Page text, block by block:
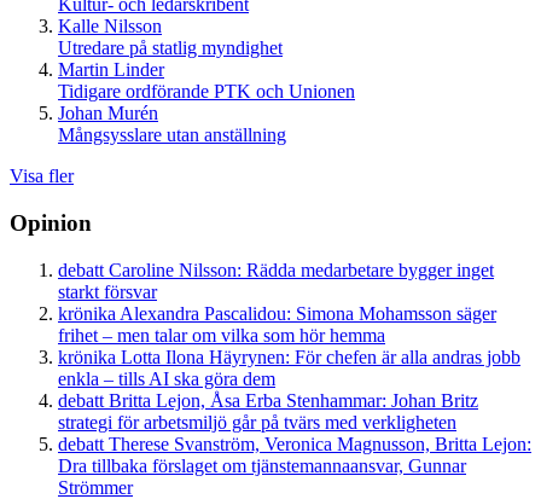
Kultur- och ledarskribent
Kalle Nilsson
Utredare på statlig myndighet
Martin Linder
Tidigare ordförande PTK och Unionen
Johan Murén
Mångsysslare utan anställning
Visa fler
Opinion
debatt Caroline Nilsson: Rädda medarbetare bygger inget
starkt försvar
krönika Alexandra Pascalidou: Simona Mohamsson säger
frihet – men talar om vilka som hör hemma
krönika Lotta Ilona Häyrynen: För chefen är alla andras jobb
enkla – tills AI ska göra dem
debatt Britta Lejon, Åsa Erba Stenhammar: Johan Britz
strategi för arbetsmiljö går på tvärs med verkligheten
debatt Therese Svanström, Veronica Magnusson, Britta Lejon:
Dra tillbaka förslaget om tjänstemannaansvar, Gunnar
Strömmer